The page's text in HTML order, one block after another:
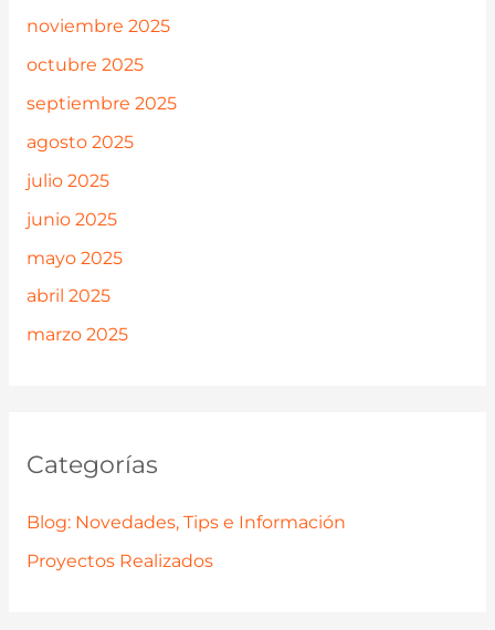
noviembre 2025
octubre 2025
septiembre 2025
agosto 2025
julio 2025
junio 2025
mayo 2025
abril 2025
marzo 2025
Categorías
Blog: Novedades, Tips e Información
Proyectos Realizados